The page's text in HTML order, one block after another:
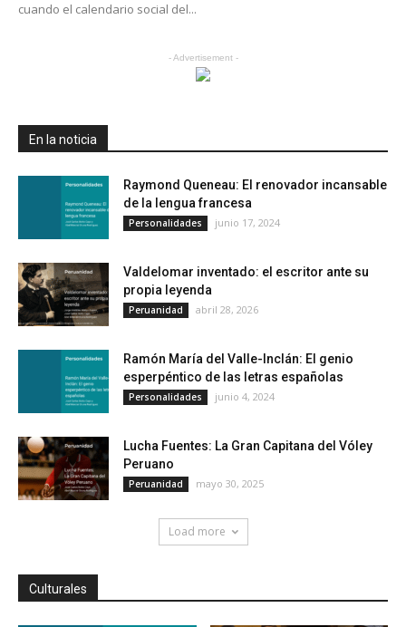
cuando el calendario social del...
- Advertisement -
En la noticia
Raymond Queneau: El renovador incansable
de la lengua francesa
Personalidades junio 17, 2024
Valdelomar inventado: el escritor ante su
propia leyenda
Peruanidad abril 28, 2026
Ramón María del Valle-Inclán: El genio
esperpéntico de las letras españolas
Personalidades junio 4, 2024
Lucha Fuentes: La Gran Capitana del Vóley
Peruano
Peruanidad mayo 30, 2025
Load more
Culturales